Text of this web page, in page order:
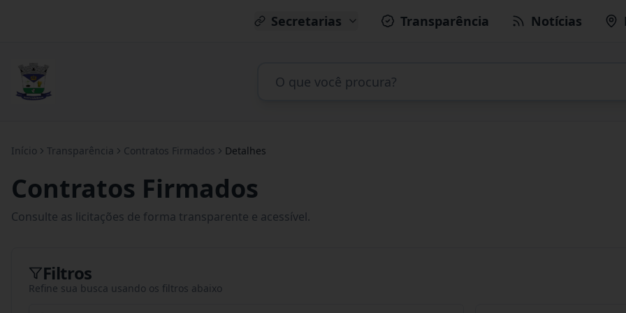
Secretarias Transparência Notícias
Início Transparência Contratos Firmados Detalhes
Contratos Firmados
Consulte as licitações de forma transparente e acessível.
Filtros
Refine sua busca usando os filtros abaixo